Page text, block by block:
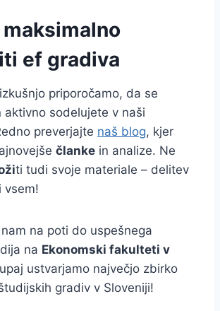
maksimalno
ef gradiva
priporočamo, da se
aktivno sodelujete v naši
preverjajte naš blog, kjer
članke in analize. Ne
ti tudi svoje materiale – delitev
vsem!
na poti do uspešnega
na Ekonomski fakulteti v
ustvarjamo največjo zbirko
gradiv v Sloveniji!